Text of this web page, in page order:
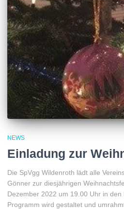
NEWS
Einladung zur
Die SpVgg Wildenroth lädt alle
Gönner zur diesjährigen
Dezember 2022 um 19.00 Uhr in
Programm wird gestaltet und